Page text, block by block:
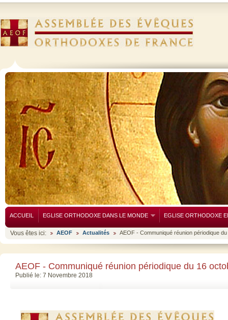
ACCUEIL EGLISE ORTHODOXE DANS LE MONDE EGLISE ORTHODOXE
Vous êtes ici: AEOF Actualités AEOF - Communiqué réunion périodique
AEOF - Communiqué réunion périodique du 16
Publié le: 7 Novembre 2018